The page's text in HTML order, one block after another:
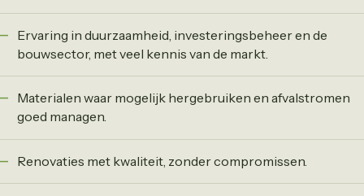
Ervaring in duurzaamheid, investeringsbeheer en de
bouwsector, met veel kennis van de markt.
Materialen waar mogelijk hergebruiken en afvalstromen
goed managen.
Renovaties met kwaliteit, zonder compromissen.